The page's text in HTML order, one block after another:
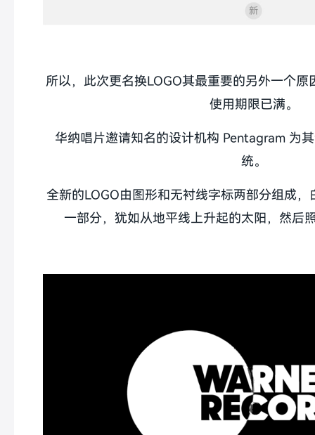
所以，此次更名换LOGO其最重要的另外一个
使用期限已满。
华纳唱片邀请知名的设计机构 Pentagram 为
统。
全新的LOGO由图形和无衬线字标两部分组成
一部分，犹如从地平线上升起的太阳，然后